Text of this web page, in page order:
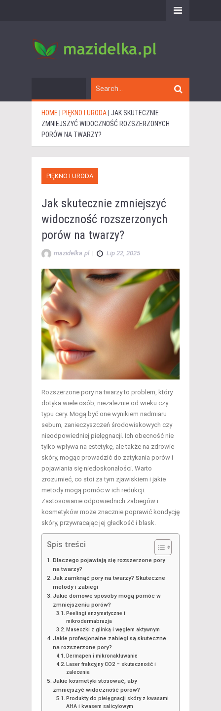
HOME PIĘKNO I URODA JAK SKUTECZNIE
ZMNIEJSZYĆ WIDOCZNOŚĆ ROZSZERZONYCH
PORÓW NA TWARZY?
PIĘKNO I URODA
Jak skutecznie zmniejszyć
widoczność rozszerzonych
porów na twarzy?
mazidelka.pl | Lip 22, 2025
Rozszerzone pory na twarzy to problem, który
dotyka wiele osób, niezależnie od wieku czy
typu cery. Mogą być one wynikiem nadmiaru
sebum, zanieczyszczeń środowiskowych czy
nieodpowiedniej pielęgnacji. Ich obecność nie
tylko wpływa na estetykę, ale także na zdrowie
skóry, mogąc prowadzić do zatykania porów i
pojawiania się niedoskonałości. Warto
zrozumieć, co stoi za tym zjawiskiem i jakie
metody mogą pomóc w ich redukcji.
Zastosowanie odpowiednich zabiegów i
kosmetyków może znacznie poprawić kondycję
skóry, przywracając jej gładkość i blask.
Spis treści
Dlaczego pojawiają się rozszerzone pory
na twarzy?
Jak zamknąć pory na twarzy? Skuteczne
metody i zabiegi
Jakie domowe sposoby mogą pomóc w
zmniejszeniu porów?
Peelingi enzymatyczne i
mikrodermabrazja
Maseczki z glinką i węglem aktywnym
Jakie profesjonalne zabiegi są skuteczne
na rozszerzone pory?
Dermapen i mikronakłuwanie
Laser frakcyjny CO2 – skuteczność i
zalecenia
Jakie kosmetyki stosować, aby
zmniejszyć widoczność porów?
Produkty do pielęgnacji skóry z kwasami
AHA i kwasem salicylowym